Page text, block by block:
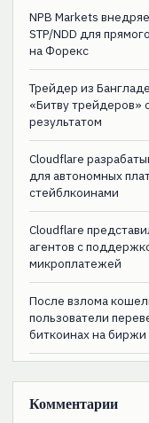
NPB Markets
STP/NDD для
на Форекс
Трейдер из
«Битву трейдеров»
результатом
Cloudflare
для автономных
стейблкоинами
Cloudflare
агентов с
микроплатежей
После взлома
пользователи
биткоинах на
Комментарии